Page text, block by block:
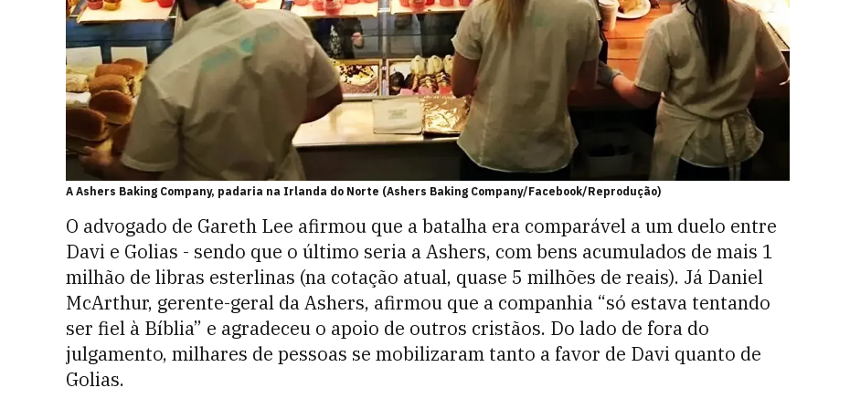
A Ashers Baking Company, padaria na Irlanda do Norte (Ashers Baking Company/Facebook/Reprodução)
O advogado de Gareth Lee afirmou que a batalha era comparável a um duelo entre
Davi e Golias - sendo que o último seria a Ashers, com bens acumulados de mais 1
milhão de libras esterlinas (na cotação atual, quase 5 milhões de reais). Já Daniel
McArthur, gerente-geral da Ashers, afirmou que a companhia “só estava tentando
ser fiel à Bíblia” e agradeceu o apoio de outros cristãos. Do lado de fora do
julgamento, milhares de pessoas se mobilizaram tanto a favor de Davi quanto de
Golias.